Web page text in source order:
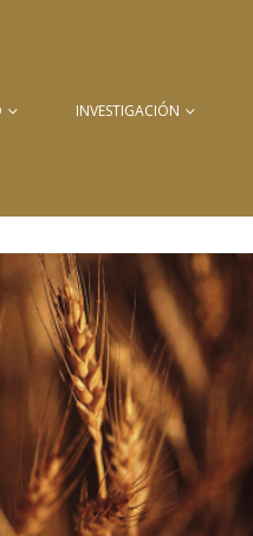
INVESTIGACIÓN